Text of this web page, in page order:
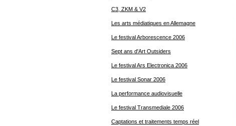
C3, ZKM & V2
Les arts médiatiques en Allemagne
Le festival Arborescence 2006
Sept ans d'Art Outsiders
Le festival Ars Electronica 2006
Le festival Sonar 2006
La performance audiovisuelle
Le festival Transmediale 2006
Captations et traitements temps réel